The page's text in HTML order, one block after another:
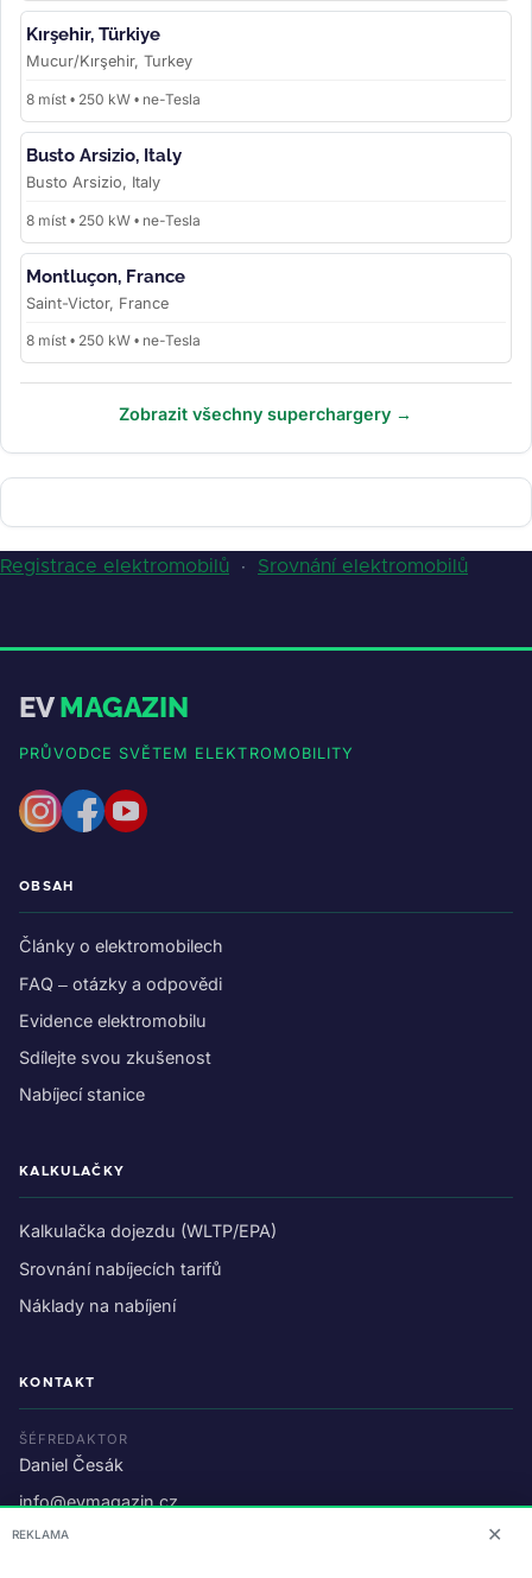
Kırşehir, Türkiye
Mucur/Kırşehir, Turkey
8 míst • 250 kW • ne-Tesla
Busto Arsizio, Italy
Busto Arsizio, Italy
8 míst • 250 kW • ne-Tesla
Montluçon, France
Saint-Victor, France
8 míst • 250 kW • ne-Tesla
Zobrazit všechny superchargery →
Registrace elektromobilů · Srovnání elektromobilů
EVMAGAZIN
PRŮVODCE SVĚTEM ELEKTROMOBILITY
OBSAH
Články o elektromobilech
FAQ – otázky a odpovědi
Evidence elektromobilu
Sdílejte svou zkušenost
Nabíjecí stanice
KALKULAČKY
Kalkulačka dojezdu (WLTP/EPA)
Srovnání nabíjecích tarifů
Náklady na nabíjení
KONTAKT
ŠÉFREDAKTOR
Daniel Česák
info@evmagazin.cz
O nás
REKLAMA ✕